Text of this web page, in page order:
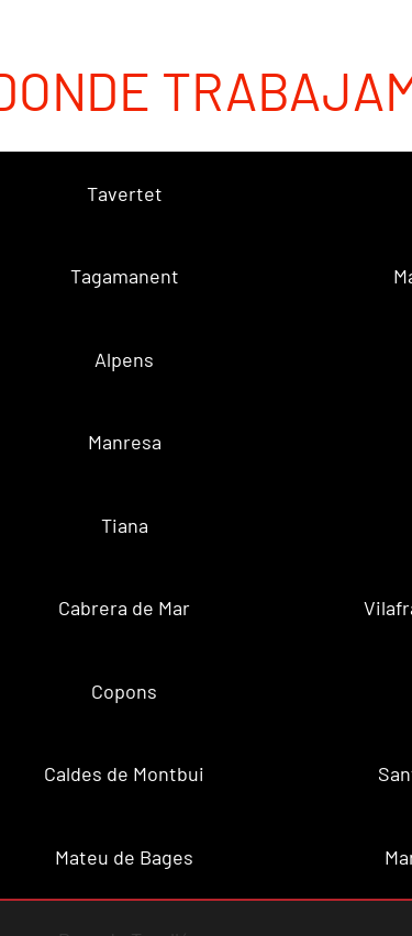
Tavertet
Tagamanent
Alpens
Manresa
Tiana
Cabrera de Mar
Copons
Caldes de Montbui
Mateu de Bages